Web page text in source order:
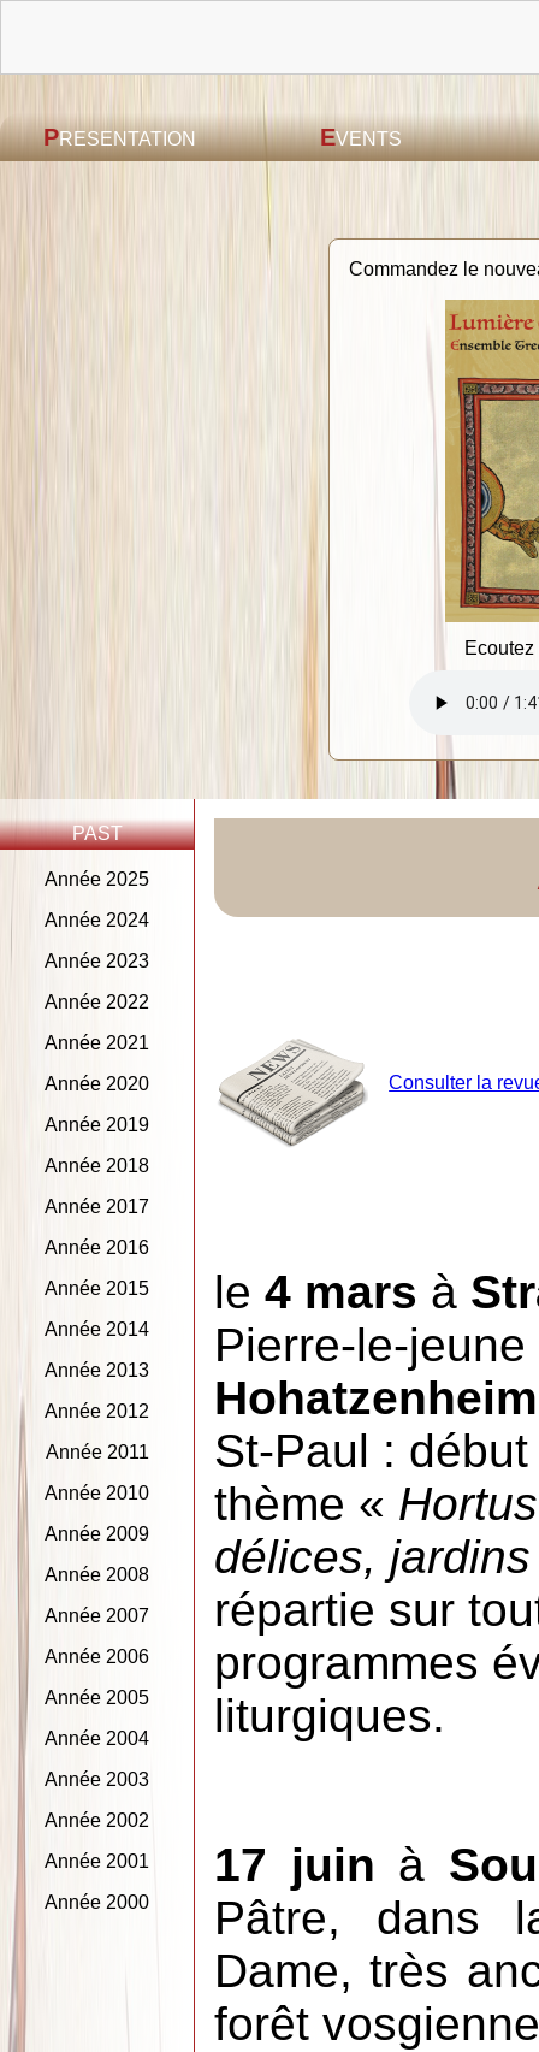
PRESENTATION EVENTS
Commandez le
PAST
Année 2025
Année 2024
Année 2023
Année 2022
Année 2021
Année 2020
Année 2019
Année 2018
Année 2017
Année 2016
Année 2015
Année 2014
Année 2013
Année 2012
Année 2011
Année 2010
Année 2009
Année 2008
Année 2007
Année 2006
Année 2005
Année 2004
Année 2003
Année 2002
Année 2001
Année 2000
Consulter la
le4 mars à
Pierre-le-
Hohatzenheim
St-Paul :
thème «
délices,
répartie sur
programmes
liturgiques.
17 juin à
Pâtre, dans
Dame, très
forêt